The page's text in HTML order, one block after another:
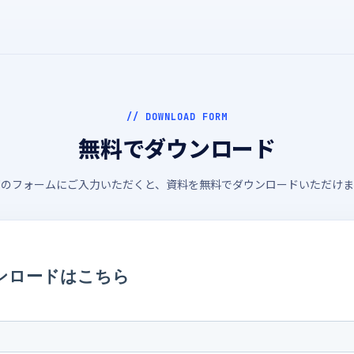
// DOWNLOAD FORM
無料でダウンロード
フォームにご入力いただくと、資料を無料でダウンロードいただけ